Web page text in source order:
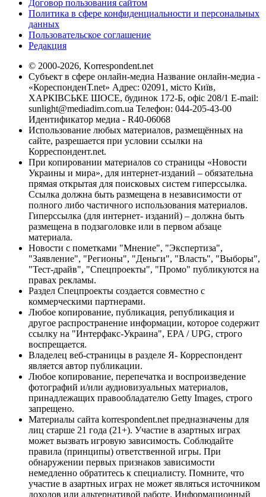
Договор пользования сайтом
Политика в сфере конфиденциальности и персональных
данных
Пользовательское соглашение
Редакция
© 2000-2026, Korrespondent.net
Субъект в сфере онлайн-медиа Название онлайн-медиа -
«КореспонденТ.net» Адрес: 02091, місто Київ,
ХАРКІВСЬКЕ ШОСЕ, будинок 172-Б, офіс 208/1 E-mail:
sunlight@mediadim.com.ua Телефон: 044-205-43-00
Идентификатор медиа - R40-06068
Использование любых материалов, размещённых на
сайте, разрешается при условии ссылки на
Корреспондент.net.
При копировании материалов со страницы «Новости
Украины и мира», для интернет-изданий – обязательна
прямая открытая для поисковых систем гиперссылка.
Ссылка должна быть размещена в независимости от
полного либо частичного использования материалов.
Гиперссылка (для интернет- изданий) – должна быть
размещена в подзаголовке или в первом абзаце
материала.
Новости с пометками "Мнение", "Экспертиза",
"Заявление", "Регионы", "Деньги", "Власть", "Выборы",
"Тест-драйв", "Спецпроекты", "Промо" публикуются на
правах рекламы.
Раздел Спецпроекты создается совместно с
коммерческими партнерами.
Любое копирование, публикация, републикация и
другое распространение информации, которое содержит
ссылку на "Интерфакс-Украина", EPA / UPG, строго
воспрещается.
Владелец веб-страницы в разделе Я- Корреспондент
является автор публикации.
Любое копирование, перепечатка и воспроизведение
фотографий и/или аудиовизуальных материалов,
принадлежащих правообладателю Getty Images, строго
запрещено.
Материалы сайта korrespondent.net предназначены для
лиц старше 21 года (21+). Участие в азартных играх
может вызвать игровую зависимость. Соблюдайте
правила (принципы) ответственной игры. При
обнаружении первых признаков зависимости
немедленно обратитесь к специалисту. Помните, что
участие в азартных играх не может являться источником
доходов или альтернативой работе. Информационный